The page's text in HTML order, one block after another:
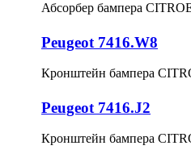
Абсорбер бампера
Peugeot 7416.W8
Кронштейн бампера
Peugeot 7416.J2
Кронштейн бампера